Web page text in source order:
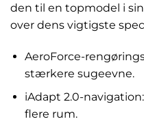
den til en topmodel i
over dens vigtigste
AeroForce-
stærkere sugeevne.
iAdapt 2.0-
flere rum.